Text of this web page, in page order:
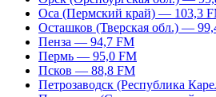
Оса (Пермский край) — 103,3
Осташков (Тверская обл.) —
Пенза — 94,7 FM
Пермь — 95,0 FM
Псков — 88,8 FM
Петрозаводск (Республика